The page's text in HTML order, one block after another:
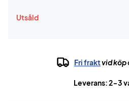
Utsåld
Fri fraktvid köp
Leverans: 2-3